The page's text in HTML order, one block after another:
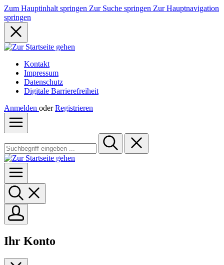
Zum Hauptinhalt springen Zur Suche springen Zur Hauptnavigation
springen
Kontakt
Impressum
Datenschutz
Digitale Barrierefreiheit
Anmelden oder Registrieren
Ihr Konto